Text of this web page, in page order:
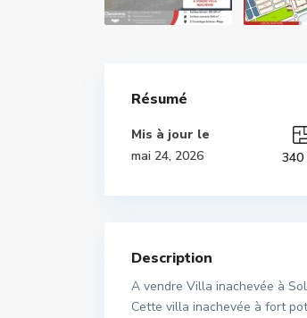
Résumé
Mis à jour le
mai 24, 2026
340
Description
A vendre Villa inachevée à
Cette villa inachevée à fort